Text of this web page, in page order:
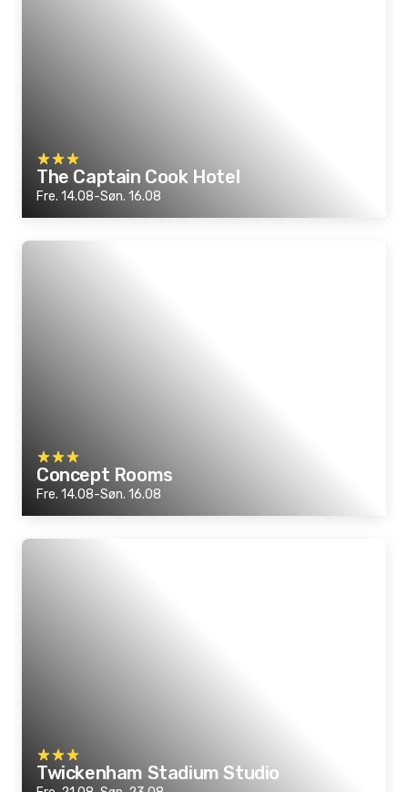
The Captain Cook Hotel
Fre. 14.08-Søn. 16.08
Concept Rooms
Fre. 14.08-Søn. 16.08
Twickenham Stadium Studio